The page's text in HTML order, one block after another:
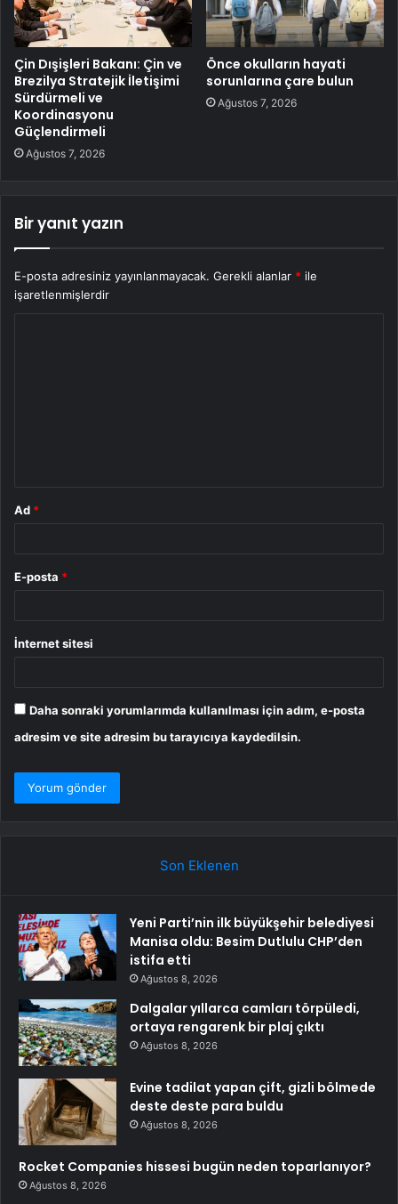
Çin Dışişleri Bakanı: Çin ve
Brezilya Stratejik İletişimi
Sürdürmeli ve
Koordinasyonu
Güçlendirmeli
Ağustos 7, 2026
Önce okulların hayati
sorunlarına çare bulun
Ağustos 7, 2026
Bir yanıt yazın
E-posta adresiniz yayınlanmayacak. Gerekli alanlar * ile
işaretlenmişlerdir
Ad *
E-posta *
İnternet sitesi
Daha sonraki yorumlarımda kullanılması için adım, e-posta
adresim ve site adresim bu tarayıcıya kaydedilsin.
Son Eklenen
Yeni Parti’nin ilk büyükşehir belediyesi
Manisa oldu: Besim Dutlulu CHP’den
istifa etti
Ağustos 8, 2026
Dalgalar yıllarca camları törpüledi,
ortaya rengarenk bir plaj çıktı
Ağustos 8, 2026
Evine tadilat yapan çift, gizli bölmede
deste deste para buldu
Ağustos 8, 2026
Rocket Companies hissesi bugün neden toparlanıyor?
Ağustos 8, 2026